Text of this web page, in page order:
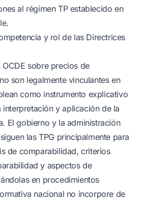
al régimen TP establecido en
y rol de las Directrices
sobre precios de
son legalmente vinculantes en
como instrumento explicativo
y aplicación de la
El gobierno y la administración
las TPG principalmente para
de comparabilidad, criterios
y aspectos de
en procedimientos
nacional no incorpore de